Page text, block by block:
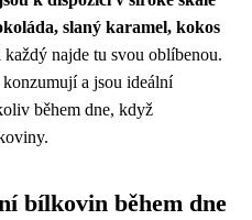
slaný karamel, kokos
najde tu svou oblíbenou.
a jsou ideální
během dne, když
bílkovin během dne